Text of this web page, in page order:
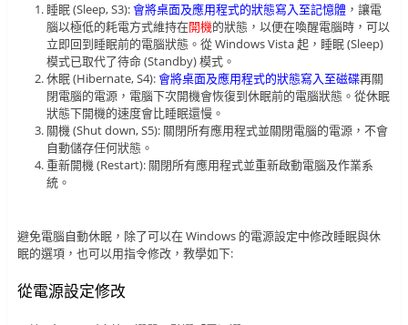
睡眠 (Sleep, S3):會將桌面及應用程式的狀態寫入至記憶體 ，讓電
腦以極低的耗電方式維持在開機的狀態，以便在喚醒電腦時，可以
立即回到睡眠前的電腦狀態。從 Windows Vista 起，睡眠 (Sleep)
模式已取代了待命 (Standby) 模式。
休眠 (Hibernate, S4):會將桌面及應用程式的狀態寫入至磁碟再關
閉電腦的電源，電腦下次開機會恢復到休眠前的電腦狀態。從休眠
狀態下開機的速度會比睡眠還慢。
關機 (Shut down, S5): 關閉所有應用程式並關閉電腦的電源，不會
自動儲存任何狀態。
重新開機 (Restart): 關閉所有應用程式並重新啟動電腦及作業系
統。
避免電腦自動休眠，除了可以在 Windows 的電源設定中修改睡眠與休
眠的選項，也可以用指令修改，教學如下:
從電源設定修改